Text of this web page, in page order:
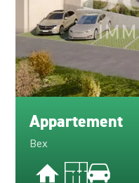
Appartement
Bex